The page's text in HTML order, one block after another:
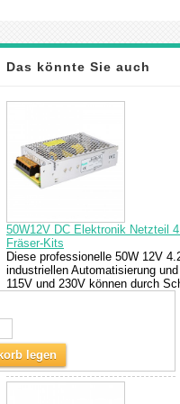
Das könnte Sie auch
interessieren
50W12V DC Elektronik Netzteil
Fräser-Kits
Diese professionelle 50W 12V
industriellen Automatisierung
115V und 230V können durch
legen